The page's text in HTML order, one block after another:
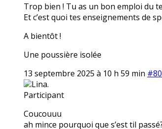
Trop bien ! Tu as un bon emploi du
Et c’est quoi tes enseignements de
A bientôt !
Une poussière isolée
13 septembre 2025 à 10 h 59 min
Lina.
Participant
Coucouuu
ah mince pourquoi que s’est til